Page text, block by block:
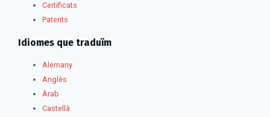
Certificats
Patents
Idiomes que traduïm
Alemany
Anglès
Àrab
Castellà